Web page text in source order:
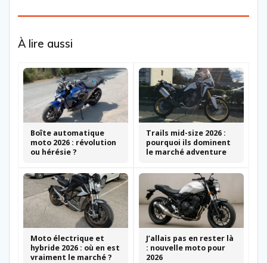
À lire aussi
Boîte automatique
moto 2026 : révolution
ou hérésie ?
Trails mid-size 2026 :
pourquoi ils dominent
le marché adventure
Moto électrique et
hybride 2026 : où en est
vraiment le marché ?
J’allais pas en rester là
: nouvelle moto pour
2026